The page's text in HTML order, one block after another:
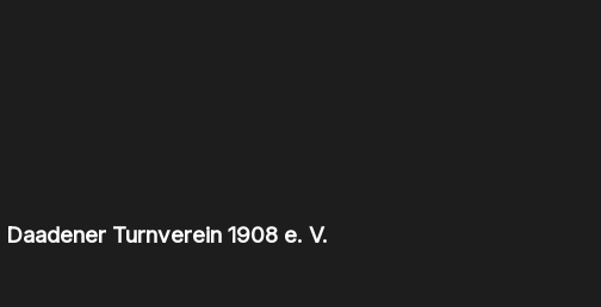
Daadener Turnverein 1908 e. V.